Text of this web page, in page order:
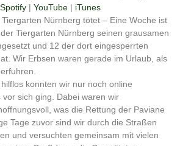
Google Podcasts
Spotify
iTunes
Spotify | YouTube | iTunes
Nürnberg tötet – Eine Woche ist
Tiergarten Nürnberg seinen grausamen
und 12 der dort eingesperrten
Wir Erbsen waren gerade im Urlaub, als
konnten wir nur noch online
vor sich ging. Dabei waren wir
was die Rettung der Paviane
Tage zuvor sind wir durch die Straßen
und versuchten gemeinsam mit vielen